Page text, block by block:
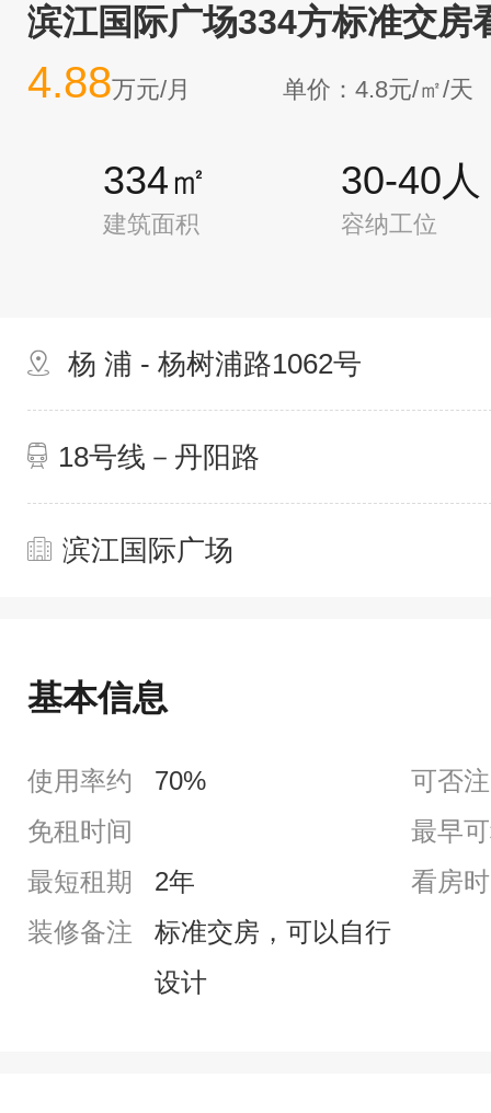
滨江国际广场334方标准交房
4.88万元/月 单价：4.8元/㎡/天
334㎡
建筑面积
30-40人
容纳工位
杨 浦 - 杨树浦路1062号
18号线－丹阳路
滨江国际广场
基本信息
使用率约 70%
可否
免租时间
最早
最短租期
2年
看房
装修备注
标准交房，可以自行
设计